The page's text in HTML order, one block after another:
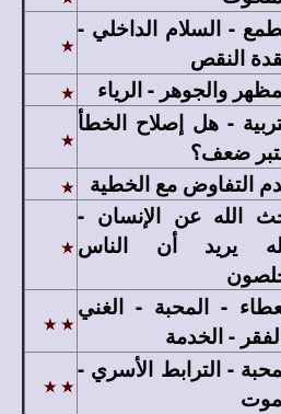
- السلام الداخلي -
النقص
والجوهر - الرياء
- هل إصلاح الخطأ
ضعف؟
التفاوض مع الخطية
الله عن الإنسان -
يريد أن الناس
- المحبة - الغني
- الخدمة
- الترابط الأسري -